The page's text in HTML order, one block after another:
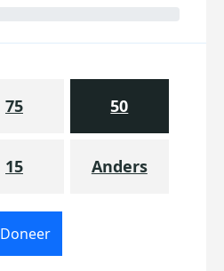
75 50
15 Anders
Doneer